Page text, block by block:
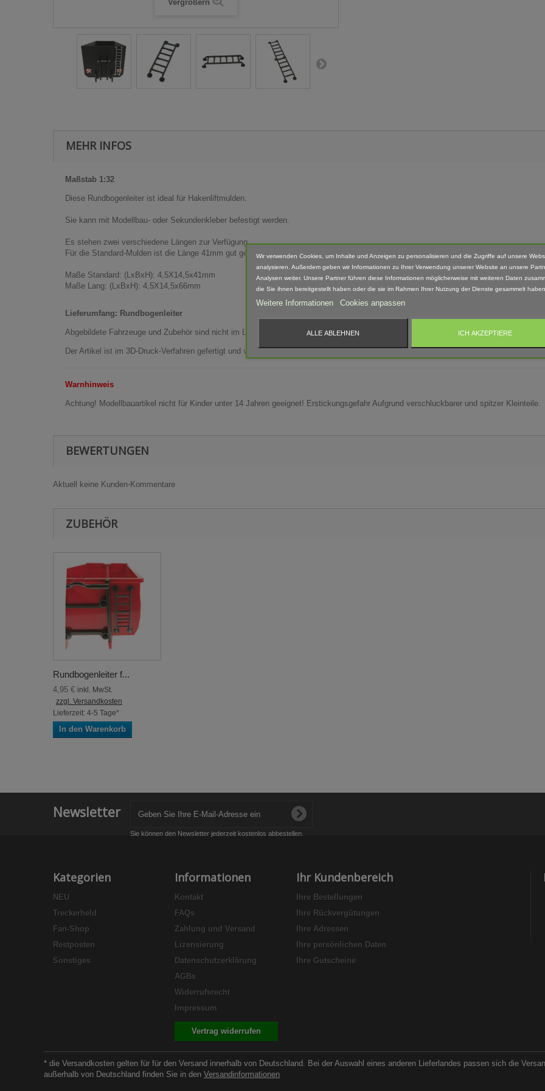
Vergrößern
MEHR INFOS
Maßstab 1:32
Diese Rundbogenleiter ist ideal für Hakenliftmulden.
Sie kann mit Modellbau- oder Sekundenkleber befestigt werden.
Es stehen zwei verschiedene Längen zur Verfügung.
Für die Standard-Mulden ist die Länge 41mm gut geeignet. Für die Hochmulden die 66mm Variante.
Maße Standard: (LxBxH): 4,5X14,5x41mm
Maße Lang: (LxBxH): 4,5X14,5x66mm
Lieferumfang: Rundbogenleiter
Abgebildete Fahrzeuge und Zubehör sind nicht im Lieferumfang enthalten.
Der Artikel ist im 3D-Druck-Verfahren gefertigt und von Hand nach bearbeitet. Daher können Form, Farbe und Ausführung abweichen.
Warnhinweis
Achtung! Modellbauartikel nicht für Kinder unter 14 Jahren geeignet! Erstickungsgefahr Aufgrund verschluckbarer und spitzer Kleinteile.
BEWERTUNGEN
Aktuell keine Kunden-Kommentare
ZUBEHÖR
Rundbogenleiter f...
4,95 € inkl. MwSt.
zzgl. Versandkosten
Lieferzeit: 4-5 Tage*
In den Warenkorb
Newsletter
Sie können den Newsletter jederzeit kostenlos abbestellen.
Kategorien
NEU
Treckerheld
Fan-Shop
Restposten
Sonstiges
Informationen
Kontakt
FAQs
Zahlung und Versand
Lizensierung
Datenschutzerklärung
AGBs
Widerrufsrecht
Impressum
Vertrag widerrufen
Ihr Kundenbereich
Ihre Bestellungen
Ihre Rückvergütungen
Ihre Adressen
Ihre persönlichen Daten
Ihre Gutscheine
* die Versandkosten gelten für für den Versand innerhalb von Deutschland. Bei der Auswahl eines anderen Lieferlandes passen sich die
außerhalb von Deutschland finden Sie in den Versandinformationen
Wir verwenden Cookies, um Inhalte und Anzeigen zu personalisieren und die Zugriffe auf unsere
analysieren. Außerdem geben wir Informationen zu Ihrer Verwendung unserer Website an unsere
Analysen weiter. Unsere Partner führen diese Informationen möglicherweise mit weiteren Daten
die Sie ihnen bereitgestellt haben oder die sie im Rahmen Ihrer Nutzung der Dienste gesammelt haben.
Weitere Informationen Cookies anpassen
ALLE ABLEHNEN ICH AKZEPTIERE